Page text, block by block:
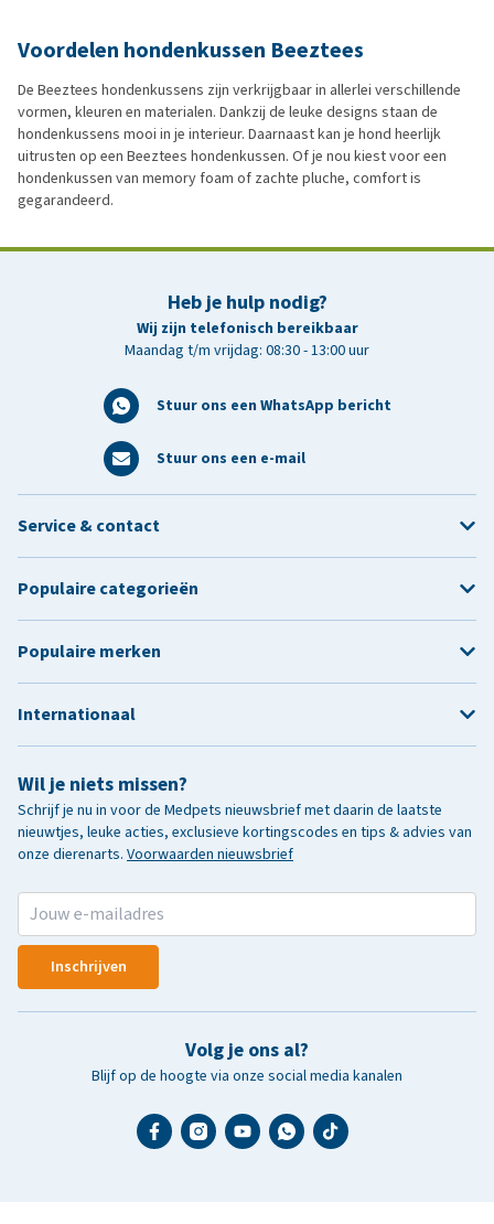
Voordelen hondenkussen Beeztees
De Beeztees hondenkussens zijn verkrijgbaar in allerlei verschillende
vormen, kleuren en materialen. Dankzij de leuke designs staan de
hondenkussens mooi in je interieur. Daarnaast kan je hond heerlijk
uitrusten op een Beeztees hondenkussen. Of je nou kiest voor een
hondenkussen van memory foam of zachte pluche, comfort is
gegarandeerd.
Heb je hulp nodig?
Wij zijn telefonisch bereikbaar
Maandag t/m vrijdag: 08:30 - 13:00 uur
Stuur ons een WhatsApp bericht
Stuur ons een e-mail
Wil je niets missen?
Schrijf je nu in voor de Medpets nieuwsbrief met daarin de laatste
nieuwtjes, leuke acties, exclusieve kortingscodes en tips & advies van
onze dierenarts. Voorwaarden nieuwsbrief
Inschrijven
Volg je ons al?
Blijf op de hoogte via onze social media kanalen
Service & contact
Populaire categorieën
Populaire merken
Internationaal